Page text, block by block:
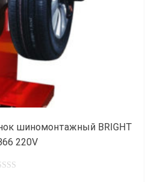
шиномонтажный BRIGHT
220V